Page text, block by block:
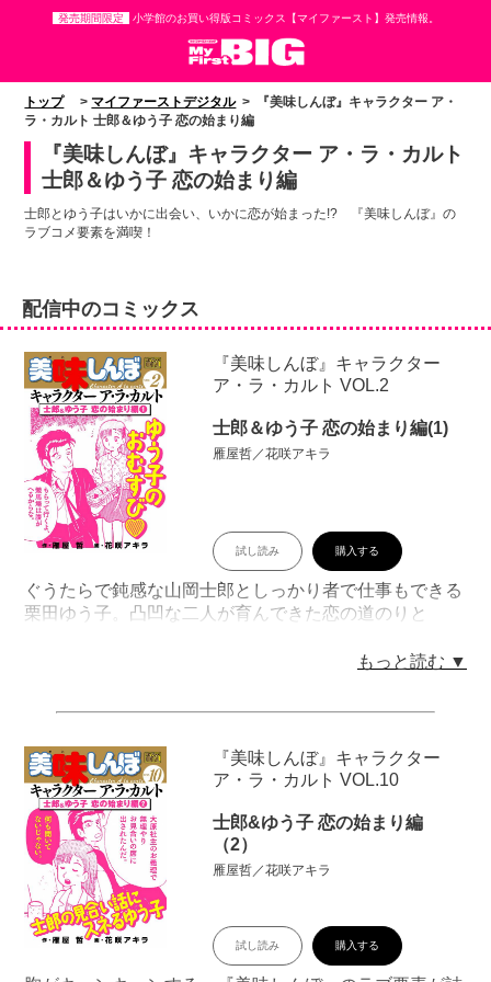
発売期間限定 小学館のお買い得版コミックス【マイファースト】発売情報。
トップ> マイファーストデジタル> 『美味しんぼ』キャラクター ア・
ラ・カルト 士郎＆ゆう子 恋の始まり編
『美味しんぼ』キャラクター ア・ラ・カルト
士郎＆ゆう子 恋の始まり編
士郎とゆう子はいかに出会い、いかに恋が始まった!? 『美味しんぼ』の
ラブコメ要素を満喫！
配信中のコミックス
『美味しんぼ』キャラクター
ア・ラ・カルト VOL.2
士郎＆ゆう子 恋の始まり編(1)
雁屋哲／花咲アキラ
試し読み 購入する
ぐうたらで鈍感な山岡士郎としっかり者で仕事もできる
栗田ゆう子。凸凹な二人が育んできた恋の道のりと
セレクト。このシリーズは食べ物漫画としてだけではな
者・雁屋哲による書き下ろしエッセイ「栗田ゆう子 誕
生秘話」も収録!!
目次
「第１話：豆腐と水」「第２話：寿司の心」「第３話：
料理人のプライド」「第４話：思い出のメニュー」「第
５話：食卓の広がり」「第６話：味噌の仕込み」「第７
話：青竹の香り」
もっと読む ▼
『美味しんぼ』キャラクター
ア・ラ・カルト VOL.10
士郎&ゆう子 恋の始まり編
（2）
雁屋哲／花咲アキラ
試し読み 購入する